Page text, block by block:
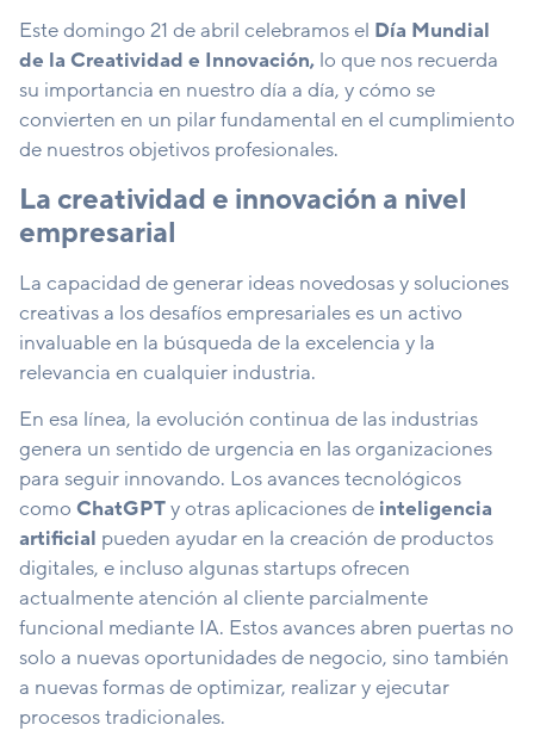
Este domingo 21 de abril celebramos el Día Mundial
de la Creatividad e Innovación, lo que nos recuerda
su importancia en nuestro día a día, y cómo se
convierten en un pilar fundamental en el cumplimiento
de nuestros objetivos profesionales.
La creatividad e innovación a nivel
empresarial
La capacidad de generar ideas novedosas y soluciones
creativas a los desafíos empresariales es un activo
invaluable en la búsqueda de la excelencia y la
relevancia en cualquier industria.
En esa línea, la evolución continua de las industrias
genera un sentido de urgencia en las organizaciones
para seguir innovando. Los avances tecnológicos
como ChatGPTy otras aplicaciones de inteligencia
artificial pueden ayudar en la creación de productos
digitales, e incluso algunas startups ofrecen
actualmente atención al cliente parcialmente
funcional mediante IA. Estos avances abren puertas no
solo a nuevas oportunidades de negocio, sino también
a nuevas formas de optimizar, realizar y ejecutar
procesos tradicionales.